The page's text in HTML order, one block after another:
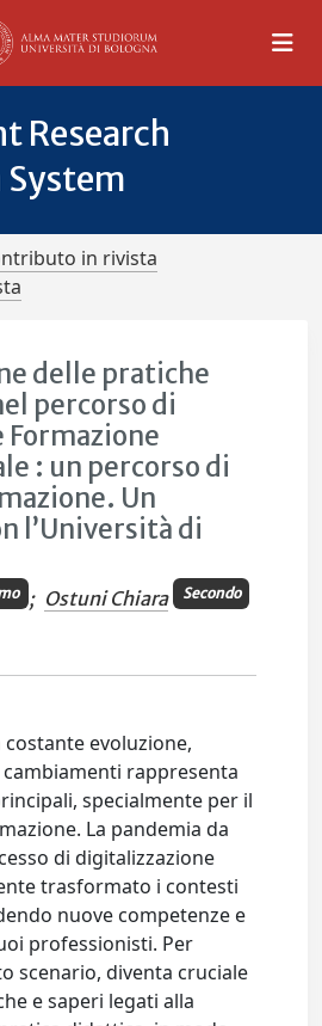
Research
in rivista
delle pratiche
percorso di
Formazione
: un percorso di
Un
l’Università di
; Ostuni Chiara Secondo
evoluzione,
cambiamenti rappresenta
specialmente per il
La pandemia da
di digitalizzazione
trasformato i contesti
nuove competenze e
professionisti. Per
scenario, diventa cruciale
e saperi legati alla